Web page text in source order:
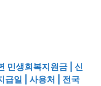
민생회복지원금 | 신
급일 | 사용처 | 전국